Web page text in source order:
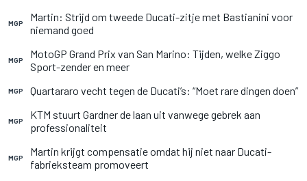
MGP
Martin: Strijd om tweede Ducati-zitje met Bastianini voor
niemand goed
MGP
MotoGP Grand Prix van San Marino: Tijden, welke Ziggo
Sport-zender en meer
MGP Quartararo vecht tegen de Ducati’s: “Moet rare dingen doen”
MGP
KTM stuurt Gardner de laan uit vanwege gebrek aan
professionaliteit
MGP
Martin krijgt compensatie omdat hij niet naar Ducati-
fabrieksteam promoveert